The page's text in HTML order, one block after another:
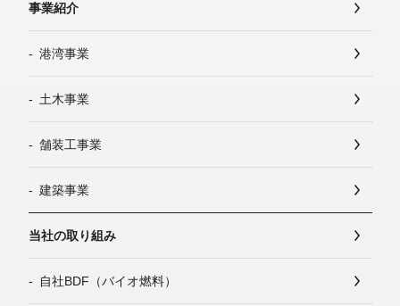
事業紹介
港湾事業
土木事業
舗装工事業
建築事業
当社の取り組み
自社BDF（バイオ燃料）